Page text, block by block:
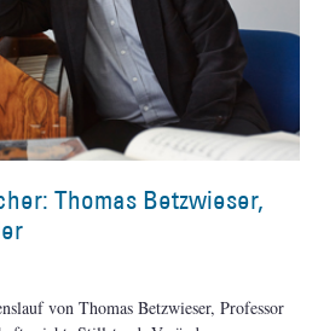
Thomas Betzwieser,
von Thomas Betzwieser, Professor